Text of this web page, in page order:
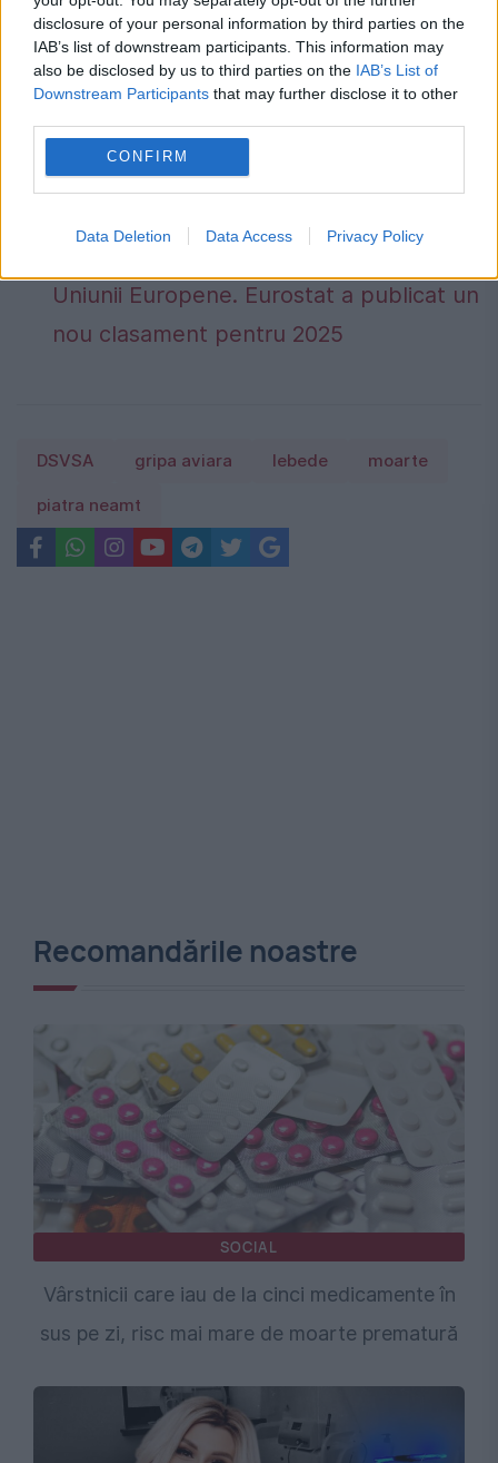
disclosure of your personal information by third parties on the
IAB’s list of downstream participants. This information may
also be disclosed by us to third parties on the IAB’s List of
Downstream Participants that may further disclose it to other
CONFIRM
Data Deletion Data Access Privacy Policy
DSV Neamţ.
Cu ce riscuri ne putem confrunta în
următorii ani. Ilie Bolojan vorbește
despre ratingul României: Sper să
Uniunii Europene. Eurostat a publicat un
nou clasament pentru 2025
DSVSA gripa aviara lebede moarte
piatra neamt
Recomandările noastre
SOCIAL
Vârstnicii care iau de la cinci medicamente în
sus pe zi, risc mai mare de moarte prematură